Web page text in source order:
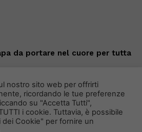
da portare nel cuore per tutta
nostro sito web per offrirti
ricordando le tue preferenze
su "Accetta Tutti",
i cookie. Tuttavia, è possibile
Cookie" per fornire un